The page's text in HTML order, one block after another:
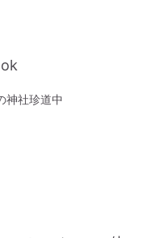
リング」はじめ
オルゴール療法
～実家の断捨離
コースに霊体さ
ンコ）
神社珍道中